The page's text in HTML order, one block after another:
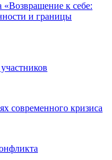
«Возвращение к себе:
и границы
современного кризиса